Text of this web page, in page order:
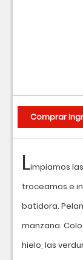
Limpiamos
troceamos e
batidora.
manzana.
hielo, las
Comprar